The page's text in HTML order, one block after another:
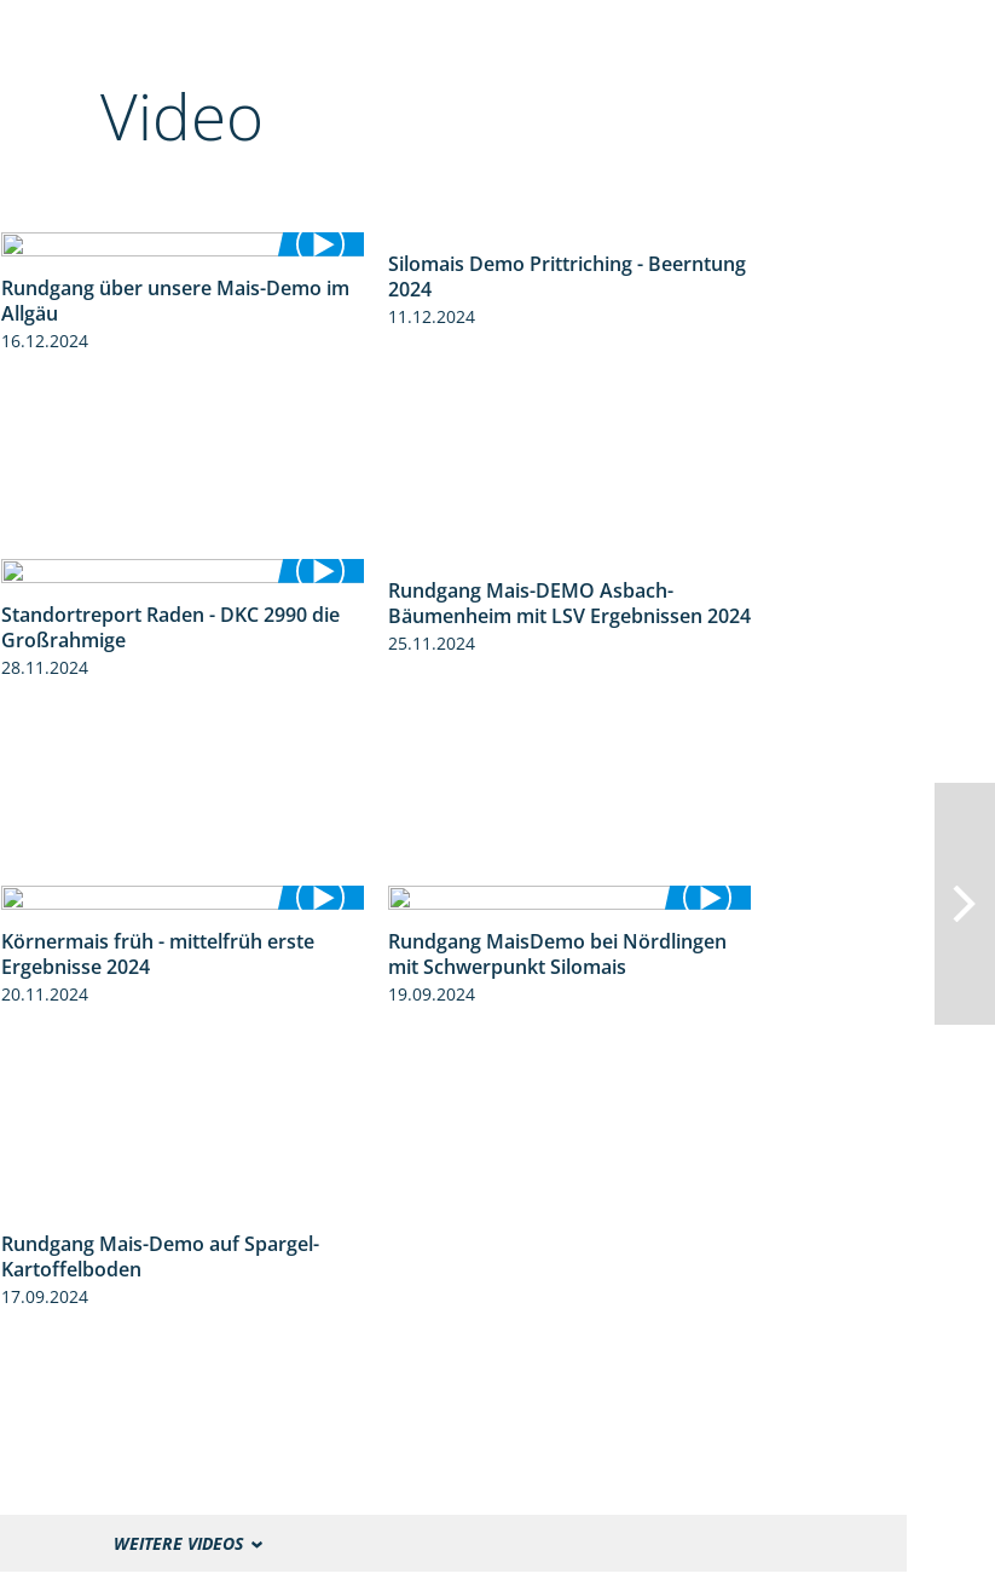
Video
9:08
Rundgang über unsere Mais-Demo im
Allgäu
16.12.2024
Silomais Demo Prittriching - Beerntung
2024
11.12.2024
4:28
Standortreport Raden - DKC 2990 die
Großrahmige
28.11.2024
8:38
Rundgang Mais-DEMO Asbach-
Bäumenheim mit LSV Ergebnissen 2024
25.11.2024
4:29
Körnermais früh - mittelfrüh erste
Ergebnisse 2024
20.11.2024
10:51
Rundgang MaisDemo bei Nördlingen
mit Schwerpunkt Silomais
19.09.2024
Rundgang Mais-Demo auf Spargel-
Kartoffelboden
WEITERE VIDEOS